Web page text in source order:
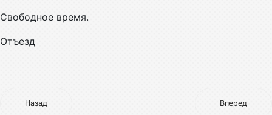
Свободное время.
Отъезд
Назад Вперед